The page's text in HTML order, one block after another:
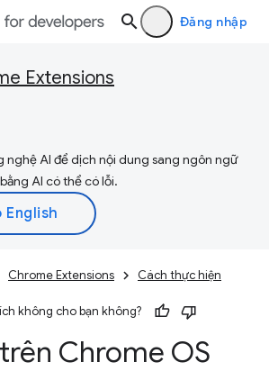
Đăng nhập
Extensions
nghệ AI để dịch nội dung sang ngôn ngữ
AI có thể có lỗi.
Chrome Extensions Cách thực hiện
không cho bạn không?
Chrome OS